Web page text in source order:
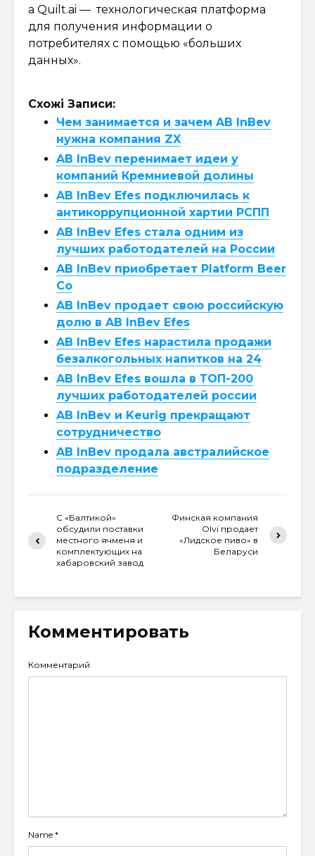
а Quilt.ai — технологическая платформа
для получения информации о
потребителях с помощью «больших
данных».
Схожі Записи:
Чем занимается и зачем AB InBev
нужна компания ZX
AB InBev перенимает идеи у
компаний Кремниевой долины
AB InBev Efes подключилась к
антикоррупционной хартии РСПП
AB InBev Efes стала одним из
лучших работодателей на России
AB InBev приобретает Platform Beer
Co
AB InBev продает свою российскую
долю в AB InBev Efes
AB InBev Efes нарастила продажи
безалкогольных напитков на 24
AB InBev Efes вошла в ТОП-200
лучших работодателей россии
AB InBev и Keurig прекращают
сотрудничество
AB InBev продала австралийское
подразделение
С «Балтикой»
обсудили поставки
местного ячменя и
комплектующих на
хабаровский завод
Финская компания
Olvi продает
«Лидское пиво» в
Беларуси
Комментировать
Комментарий
Name *